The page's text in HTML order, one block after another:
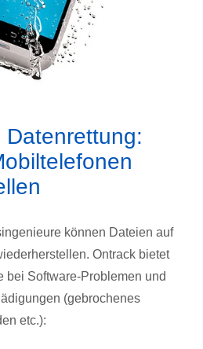
können Dateien auf
Ontrack bietet
bei Software-Problemen und
(gebrochenes
etc.):